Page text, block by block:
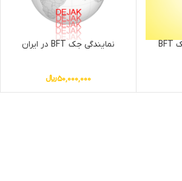
مغزی خلاص کن جک BFT
نمایندگی جک BFT در ایران
50,000,000﷼